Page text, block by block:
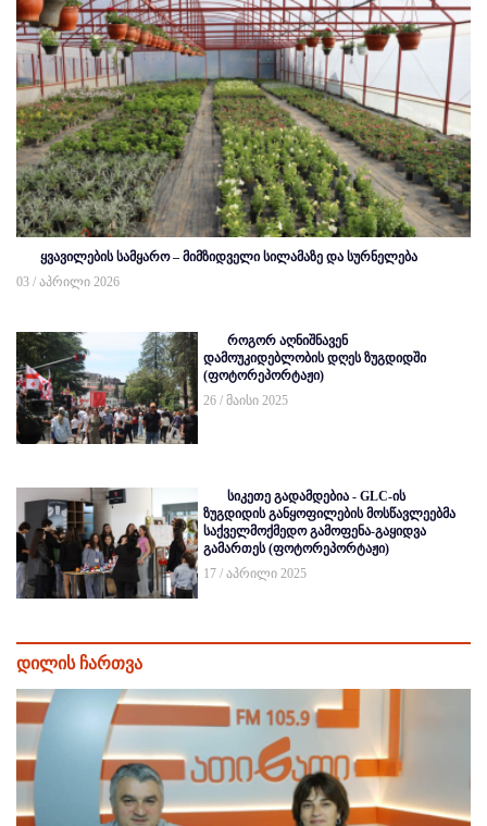
ყვავილების სამყარო – მიმზიდველი სილამაზე და სურნელება
03 / აპრილი 2026
როგორ აღნიშნავენ
დამოუკიდებლობის დღეს ზუგდიდში
(ფოტორეპორტაჟი)
26 / მაისი 2025
სიკეთე გადამდებია - GLC-ის
ზუგდიდის განყოფილების მოსწავლეებმა
საქველმოქმედო გამოფენა-გაყიდვა
გამართეს (ფოტორეპორტაჟი)
17 / აპრილი 2025
დილის ჩართვა